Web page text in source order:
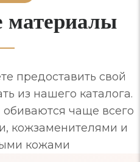
предоставить свой
из нашего каталога.
чаще всего
кожзаменителями и
кожами